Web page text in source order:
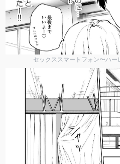
セックススマートフォン〜ハ